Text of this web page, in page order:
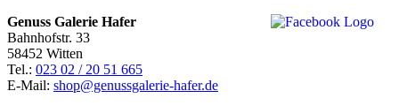
Genuss Galerie Hafer
Bahnhofstr. 33
58452 Witten
Tel.: 023 02 / 20 51 665
E-Mail: shop@genussgalerie-hafer.de